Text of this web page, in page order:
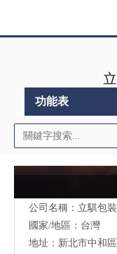
功能表
公司名稱：立騏包
國家/地區：台灣
地址： 新北市中和